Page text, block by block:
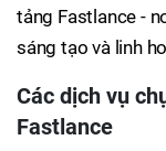
tảng Fastlance -
sáng tạo và linh
Các dịch vụ
Fastlance